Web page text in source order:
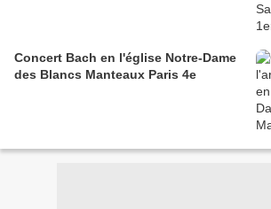
Concert Bach en l'église Notre-Dame
des Blancs Manteaux Paris 4e